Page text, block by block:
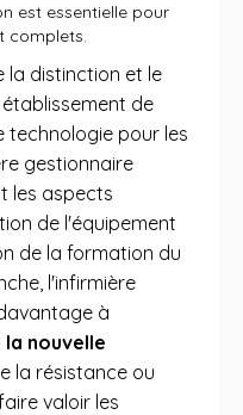
est essentielle pour
complets.
la distinction et le
de
technologie pour les
gestionnaire
les aspects
de l'équipement
de la formation du
l'infirmière
à
nouvelle
la résistance ou
valoir les